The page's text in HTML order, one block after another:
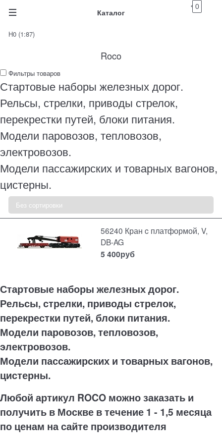
Каталог
0
H0 (1:87)
Roco
Фильтры товаров
Стартовые наборы железных дорог.
Рельсы, стрелки, приводы стрелок,
перекрестки путей, блоки питания.
Модели паровозов, тепловозов,
электровозов.
Модели пассажирских и товарных вагонов,
цистерны.
56240 Кран c платформой, V,
DB-AG
5 400руб
Стартовые наборы железных дорог.
Рельсы, стрелки, приводы стрелок,
перекрестки путей, блоки питания.
Модели паровозов, тепловозов,
электровозов.
Модели пассажирских и товарных вагонов,
цистерны.
Любой артикул ROCO можно заказать и
получить в Москве в течение 1 - 1,5 месяца
по ценам на сайте производителя